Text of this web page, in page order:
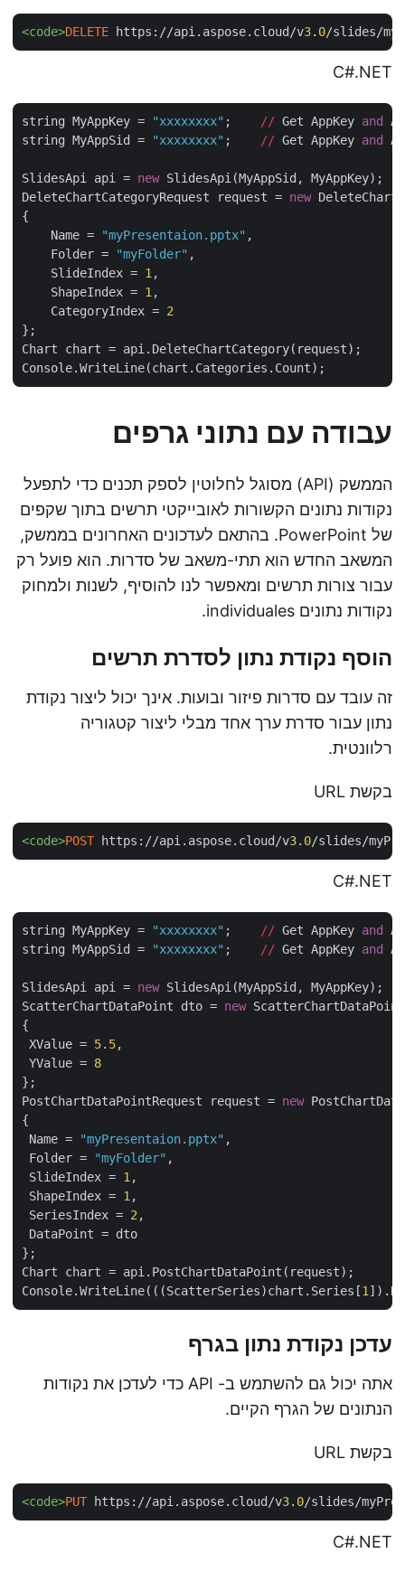
<code>DELETE https://api.aspose.cloud/v3.0/slides/
C#.NET
string MyAppKey = "xxxxxxxx" ; // Get AppKey and
string MyAppSid = "xxxxxxxx" ; // Get AppKey and
SlidesApi api = new SlidesApi(MyAppSid, MyAppKey);
DeleteChartCategoryRequest request = new
Name = "myPresentaion.pptx"
Folder = "myFolder"
SlideIndex = 1
ShapeIndex = 1
CategoryIndex =
};
Chart chart = api.DeleteChartCategory(request);
עבודה עם נתוני גרפים
הממשק (API) מסוגל לחלוטין לספק תכנים כדי לתפעל
נקודות נתונים הקשורות לאובייקטי תרשים בתוך שקפים
של PowerPoint. בהתאם לעדכונים האחרונים בממשק,
המשאב החדש הוא תתי-משאב של סדרות. הוא פועל רק
עבור צורות תרשים ומאפשר לנו להוסיף, לשנות ולמחוק
נקודות נתונים individuales.
הוסף נקודת נתון לסדרת תרשים
זה עובד עם סדרות פיזור ובועות. אינך יכול ליצור נקודת
נתון עבור סדרת ערך אחד מבלי ליצור קטגוריה
רלוונטית.
בקשת URL
<code>POST https://api.aspose.cloud/v3.0/slides/
C#.NET
string MyAppKey = "xxxxxxxx" ; // Get AppKey and
string MyAppSid = "xxxxxxxx" ; // Get AppKey and
SlidesApi api = new SlidesApi(MyAppSid, MyAppKey);
ScatterChartDataPoint dto = new
XValue = 5.5
YValue =
};
PostChartDataPointRequest request = new
Name = "myPresentaion.pptx"
Folder = "myFolder"
SlideIndex = 1
ShapeIndex = 1
SeriesIndex = 2
DataPoint = dto
};
Chart chart = api.PostChartDataPoint(request);
Console.WriteLine(((ScatterSeries)chart.Series[ 1
עדכן נקודת נתון בגרף
אתה יכול גם להשתמש ב- API כדי לעדכן את נקודות
הנתונים של הגרף הקיים.
בקשת URL
<code>PUT https://api.aspose.cloud/v3.0/slides/
C#.NET